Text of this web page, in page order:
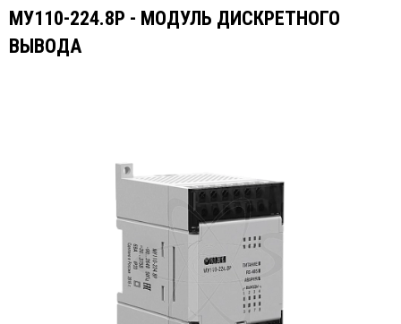
МУ110-224.8P - МОДУЛЬ ДИСКРЕТНОГО
ВЫВОДА